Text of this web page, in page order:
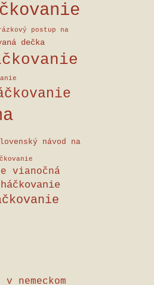
postup na
dečka
návod na
vianočná
nemeckom